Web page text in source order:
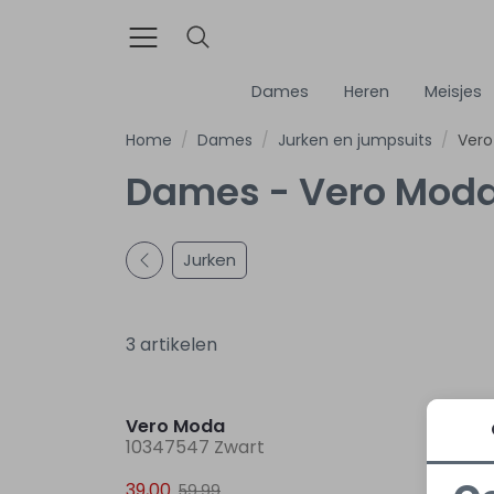
Dames Heren Meisjes
Home Dames Jurken en jumpsuits
Dames - Vero
Jurken
3 artikelen
Vero Moda
10347547 Zwart